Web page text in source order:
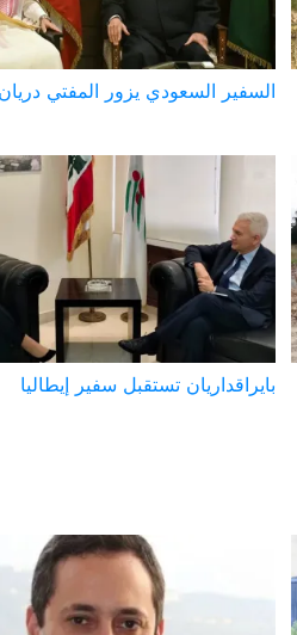
السفير السعودي يزور المفتي دريان
بايراقداريان تستقبل سفير إيطاليا